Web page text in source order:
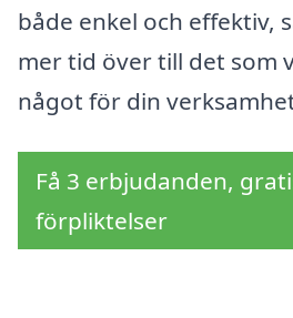
både enkel och effektiv,
mer tid över till det som
något för din
Få 3 erbjudanden,
förpliktelser